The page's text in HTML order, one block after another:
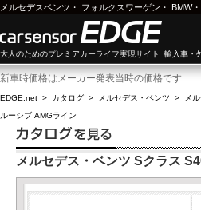
メルセデスベンツ ・ フォルクスワーゲン ・ BMW・
大人のためのプレミアカーライフ実現サイト 輸入車・
新車時価格はメーカー発表当時の価格です
EDGE.net > カタログ > メルセデス・ベンツ > メ
ルーシブ AMGライン
メルセデス・ベンツ Sクラス